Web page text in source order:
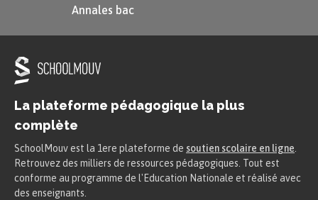
Annales bac
La plateforme pédagogique la plus
complète
SchoolMouv est la 1ere plateforme de soutien scolaire en ligne
Retrouvez des milliers de ressources pédagogiques. Tout est
conforme au programme de l'Education Nationale et réalisé avec
des enseignants.